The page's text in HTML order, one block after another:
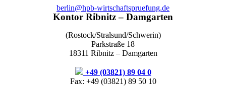
berlin@hpb-wirtschaftspruefung.de
Kontor Ribnitz – Damgarten
(Rostock/Stralsund/Schwerin)
Parkstraße 18
18311 Ribnitz – Damgarten
+49 (03821) 89 04 0
Fax: +49 (03821) 89 50 10